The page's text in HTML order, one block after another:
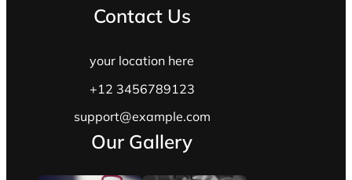
Contact Us
your location here
+12 3456789123
support@example.com
Our Gallery